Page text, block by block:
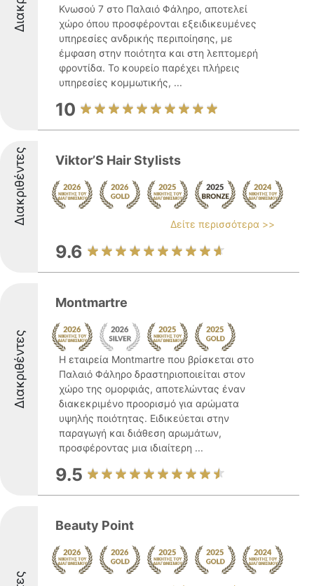
Κνωσού 7 στο Παλαιό Φάληρο, αποτελεί
χώρο όπου προσφέρονται εξειδικευμένες
υπηρεσίες ανδρικής περιποίησης, με
έμφαση στην ποιότητα και στη λεπτομερή
φροντίδα. Το κουρείο παρέχει πλήρεις
υπηρεσίες κομμωτικής, ...
10
Διακριθέντες Viktor’S Hair Stylists
Δείτε περισσότερα >>
9.6
Διακριθέντες
Montmartre
Η εταιρεία Montmartre που βρίσκεται στο
Παλαιό Φάληρο δραστηριοποιείται στον
χώρο της ομορφιάς, αποτελώντας έναν
διακεκριμένο προορισμό για αρώματα
υψηλής ποιότητας. Ειδικεύεται στην
παραγωγή και διάθεση αρωμάτων,
προσφέροντας μια ιδιαίτερη ...
9.5
Beauty Point